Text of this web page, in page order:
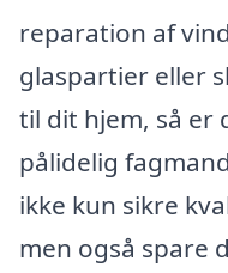
reparation af
glaspartier eller
til dit hjem, så er
pålidelig
ikke kun sikre
men også spare